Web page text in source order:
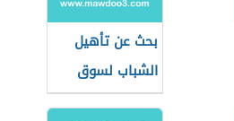
بحث عن تأهيل
الشباب لسوق
العمل